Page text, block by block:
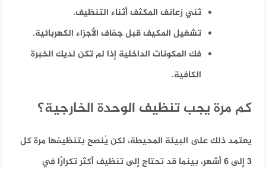
ثني زعانف المكثف أثناء التنظيف.
تشغيل المكيف قبل جفاف الأجزاء الكهربائية.
فك المكونات الداخلية إذا لم تكن لديك الخبرة
الكافية.
كم مرة يجب تنظيف الوحدة الخارجية؟
يعتمد ذلك على البيئة المحيطة، لكن يُنصح بتنظيفها مرة كل
3 إلى 6 أشهر
، بينما قد تحتاج إلى تنظيف أكثر تكرارًا في